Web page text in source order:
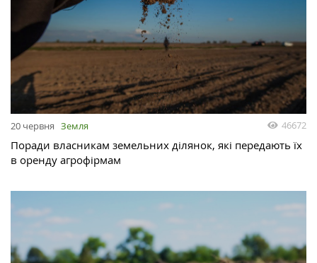
20 червня Земля 46672
Поради власникам земельних ділянок, які передають їх
в оренду агрофірмам